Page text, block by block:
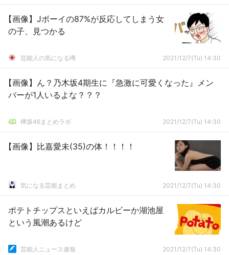
【画像】Jボーイの87%が反応してしまう女
の子、見つかる
芸能人の気になる噂 2021/12/7(Tu) 14:30
【画像】ん？乃木坂4期生に『急激に可愛くなった』メン
バーが1人いるよな？？？
欅坂46まとめラボ 2021/12/7(Tu) 14:30
【画像】比嘉愛未(35)の体！！！！
気になる芸能まとめ 2021/12/7(Tu) 14:30
ポテトチップスといえばカルビーか湖池屋
という風潮あるけど
芸能人ニュース速報 2021/12/7(Tu) 14:30